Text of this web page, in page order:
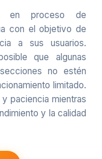
Marina
integrado
humano y
marina y
en proceso de
con el objetivo de
a sus usuarios.
que algunas
no estén
limitado.
paciencia mientras
y la calidad